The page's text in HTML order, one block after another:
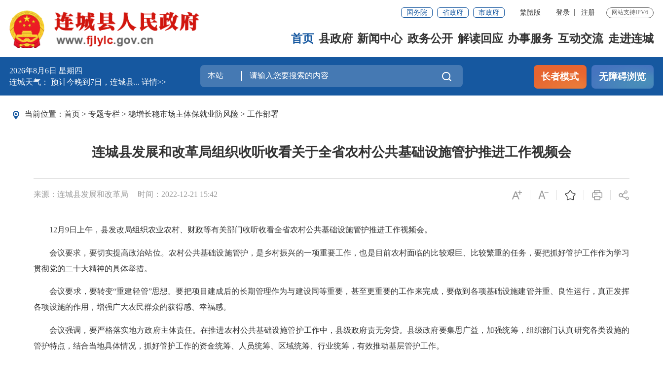
国务院 省政府 市政府 繁體版 登录 注册 网站支持IPV6
首页 县政府 新闻中心 政务公开 解读回应 办事服务 互动交流 走进连城
2026年8月6日 星期四
连城天气： 预计今晚到7日，连城县...详情>>
长者模式 无障碍浏览
当前位置： 首页 > 专题专栏 > 稳增长稳市场主体保就业防风险 > 工作部署
连城县发展和改革局组织收听收看关于全省农村公共基础设施管护推进工作视频会
来源：连城县发展和改革局 时间：2022-12-21 15:42
12月9日上午，县发改局组织农业农村、财政等有关部门收听收看全省农村公共基础设施管护推进工作视频会。
会议要求，要切实提高政治站位。农村公共基础设施管护，是乡村振兴的一项重要工作，也是目前农村面临的比较艰巨、比较繁重的任务，要把抓好管护工作作为学习
贯彻党的二十大精神的具体举措。
会议要求，要转变“重建轻管”思想。要把项目建成后的长期管理作为与建设同等重要，甚至更重要的工作来完成，要做到各项基础设施建管并重、良性运行，真正发挥
各项设施的作用，增强广大农民群众的获得感、幸福感。
会议强调，要严格落实地方政府主体责任。在推进农村公共基础设施管护工作中，县级政府责无旁贷。县级政府要集思广益，加强统筹，组织部门认真研究各类设施的
管护特点，结合当地具体情况，抓好管护工作的资金统筹、人员统筹、区域统筹、行业统筹，有效推动基层管护工作。